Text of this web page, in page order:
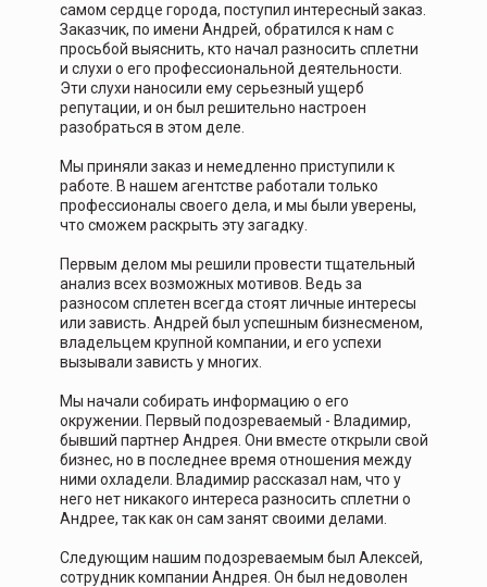
самом сердце города, поступил интересный заказ.
Заказчик, по имени Андрей, обратился к нам с
просьбой выяснить, кто начал разносить сплетни
и слухи о его профессиональной деятельности.
Эти слухи наносили ему серьезный ущерб
репутации, и он был решительно настроен
разобраться в этом деле.
Мы приняли заказ и немедленно приступили к
работе. В нашем агентстве работали только
профессионалы своего дела, и мы были уверены,
что сможем раскрыть эту загадку.
Первым делом мы решили провести тщательный
анализ всех возможных мотивов. Ведь за
разносом сплетен всегда стоят личные интересы
или зависть. Андрей был успешным бизнесменом,
владельцем крупной компании, и его успехи
вызывали зависть у многих.
Мы начали собирать информацию о его
окружении. Первый подозреваемый - Владимир,
бывший партнер Андрея. Они вместе открыли свой
бизнес, но в последнее время отношения между
ними охладели. Владимир рассказал нам, что у
него нет никакого интереса разносить сплетни о
Андрее, так как он сам занят своими делами.
Следующим нашим подозреваемым был Алексей,
сотрудник компании Андрея. Он был недоволен